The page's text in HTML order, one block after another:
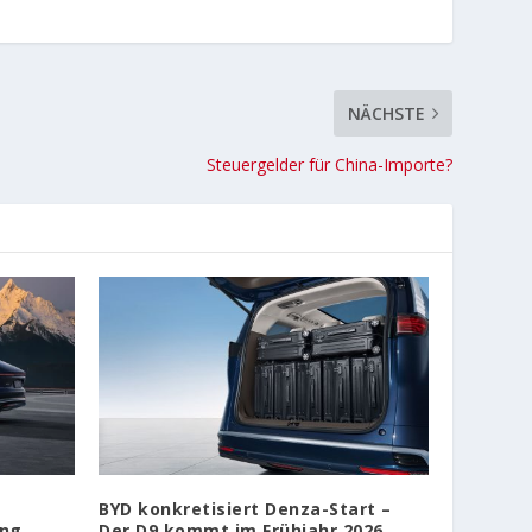
NÄCHSTE
Steuergelder für China-Importe?
BYD konkretisiert Denza-Start –